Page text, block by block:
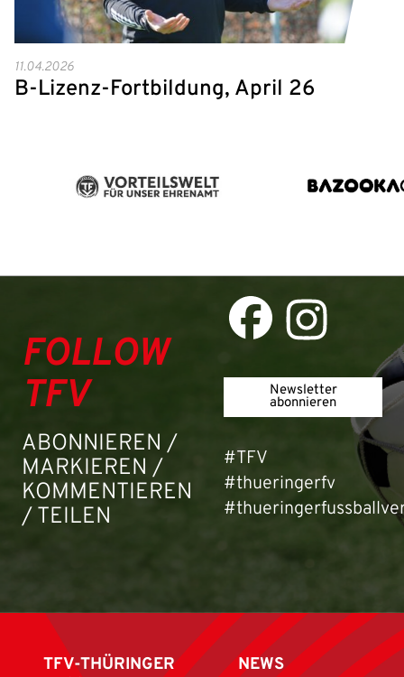
11.04.2026
B-Lizenz-Fortbildung, April 26
FOLLOW
TFV
ABONNIEREN /
MARKIEREN /
KOMMENTIEREN
/ TEILEN
Newsletter
abonnieren
#TFV
#thueringerfv
TFV-THÜRINGER
NEWS